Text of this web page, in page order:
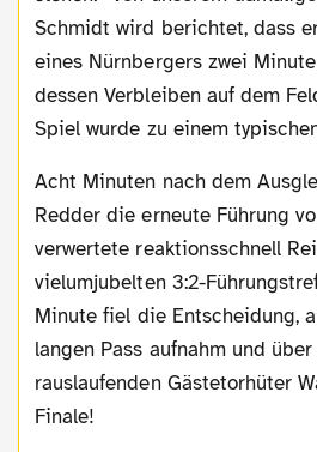
Schmidt wird berichtet, dass
eines Nürnbergers zwei
dessen Verbleiben auf dem
Spiel wurde zu einem
Acht Minuten nach dem Ausgleich bereitete Theo
Redder die erneute Führung
verwertete reaktionsschnell
vielumjubelten 3:2-
Minute fiel die Entscheidung,
langen Pass aufnahm und
rauslaufenden Gästetorhüter
Finale!